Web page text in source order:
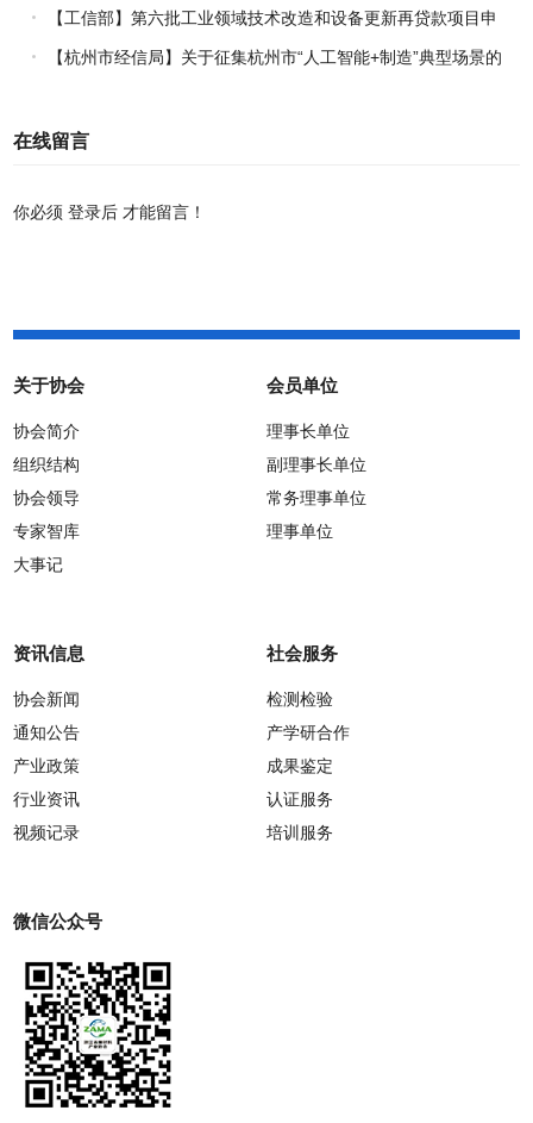
报工作的通知
【工信部】第六批工业领域技术改造和设备更新再贷款项目申
报工作启动
【杭州市经信局】关于征集杭州市“人工智能+制造”典型场景的
在线留言
你必须登录后 才能留言！
关于协会
协会简介
组织结构
协会领导
专家智库
大事记
会员单位
理事长单位
副理事长单位
常务理事单位
理事单位
资讯信息
协会新闻
通知公告
产业政策
行业资讯
视频记录
社会服务
检测检验
产学研合作
成果鉴定
认证服务
培训服务
微信公众号